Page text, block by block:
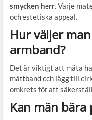
smycken herr. Varje
och estetiska appeal.
Hur väljer
armband?
Det är viktigt att mäta
måttband och lägg till
omkrets för att
Kan män bära